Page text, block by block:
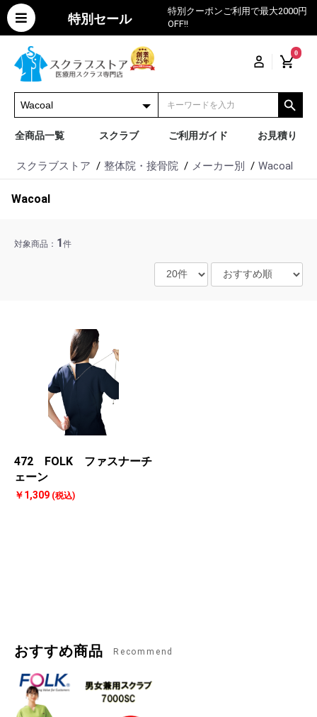
特別セール
特別クーポンご利用で最大2000円
OFF!!
0
全商品一覧 スクラブ ご利用ガイド お見積り
スクラブストア 整体院・接骨院 メーカー別 Wacoal
Wacoal
対象商品： 1 件
472 FOLK ファスナーチ
ェーン
￥1,309 (税込)
おすすめ商品 Recommend